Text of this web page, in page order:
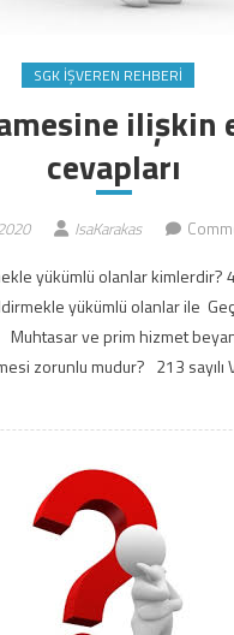
SGK İŞVEREN REHBERI
cevapları
IsaKarakas
yükümlü olanlar kimlerdir?
yükümlü olanlar ile
ve prim hizmet
zorunlu mudur? 213 sayılı